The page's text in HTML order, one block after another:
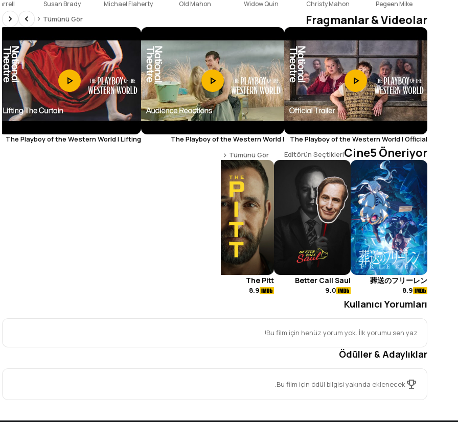
Pegeen Mike
Christy Mahon
McSweeney
Widow Quin
Old Mahon
Michael Flaherty
Susan Brady
Fragmanlar & Videolar
Tümünü Gör
The Playboy of the Western World | Official
Trailer | National Theatre
The Playboy of the Western World |
The Playboy of the Western World | Lifting
Cine5 Öneriyor
Editörün Seçtikleri
Tümünü Gör
葬送のフリーレン
8.9
Better Call Saul
9.0
The Pitt
8.9
Kullanıcı Yorumları
Bu film için henüz yorum yok. İlk yorumu sen yaz!
Ödüller & Adaylıklar
Bu film için ödül bilgisi yakında eklenecek.